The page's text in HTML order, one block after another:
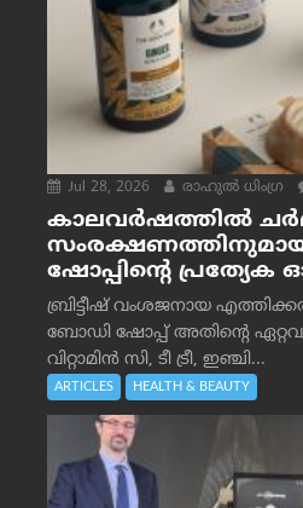
Jul 28, 2026 രാഹുല്‍ ധിംഗ്ര
കാലവർഷത്തിൽ
ഷോപ്പിന്റെ
ബ്രിട്ടീഷ് വംശജനായ
ബോഡി ഷോപ്പ് അതിന്റെ
വിറ്റാമിൻ സി, ടീ ട്രീ, ഇഞ്ചി...
ARTICLES HEALTH & BEAUTY